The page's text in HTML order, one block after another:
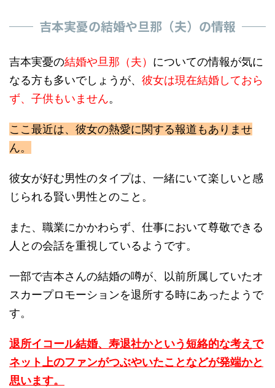
吉本実憂の結婚や旦那（夫）の情報
吉本実憂の結婚や旦那（夫） についての情報が気に
なる方も多いでしょうが、 彼女は現在結婚しておら
ず、子供もいません。
ここ最近は、彼女の熱愛に関する報道もありませ
ん。
彼女が好む男性のタイプは、一緒にいて楽しいと感
じられる賢い男性とのこと。
また、職業にかかわらず、仕事において尊敬できる
人との会話を重視しているようです。
一部で吉本さんの結婚の噂が、以前所属していたオ
スカープロモーションを退所する時にあったようで
す。
退所イコール結婚、寿退社かという短絡的な考えで
ネット上のファンがつぶやいたことなどが発端かと
思います。